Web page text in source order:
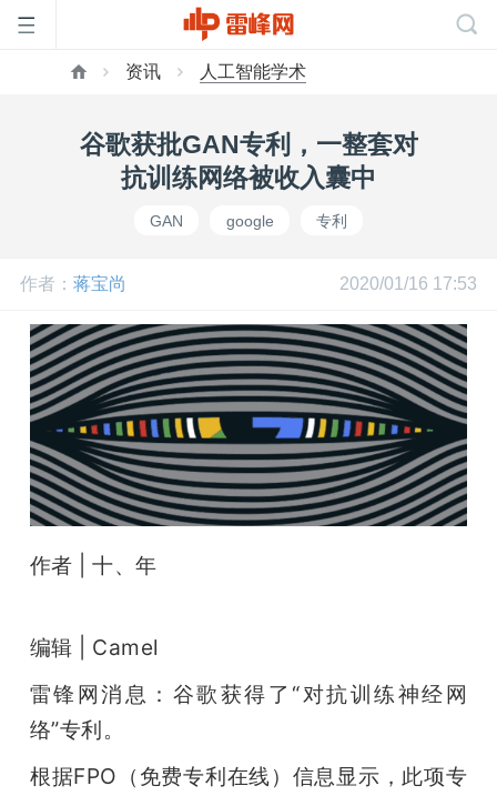
网
公
开
课
活
动
中
资讯 人工智能学术
谷歌获批GAN专利，一整套对
抗训练网络被收入囊中
GAN google 专利
作者： 蒋宝尚 2020/01/16 17:53
作者 | 十、年
编辑 | Camel
雷锋网消息：谷歌获得了“对抗训练神经网
络”专利。
根据FPO（免费专利在线）信息显示，此项专